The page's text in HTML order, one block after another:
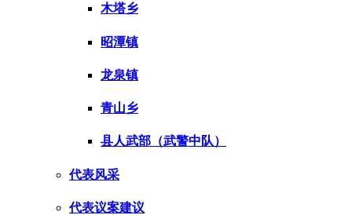
木塔乡
昭潭镇
龙泉镇
青山乡
县人武部（武警中队）
代表风采
代表议案建议